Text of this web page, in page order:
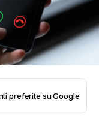
preferite su Google